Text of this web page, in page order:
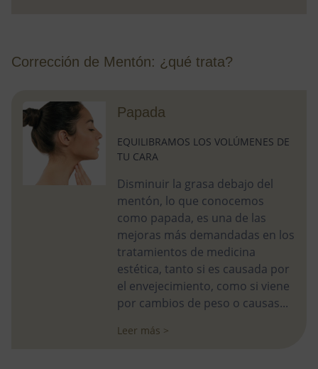
Corrección de Mentón: ¿qué trata?
Papada
EQUILIBRAMOS LOS VOLÚMENES DE
TU CARA
Disminuir la grasa debajo del
mentón, lo que conocemos
como papada, es una de las
mejoras más demandadas en los
tratamientos de medicina
estética, tanto si es causada por
el envejecimiento, como si viene
por cambios de peso o causas...
Leer más >